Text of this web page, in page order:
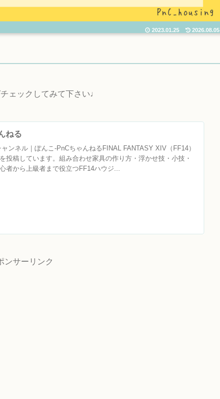
2023.01.25 2026.08.05
ェックしてみて下さい♩
ねる
ンネル｜ぽんこ‐PnCちゃんねるFINAL FANTASY XIV（FF14）
投稿しています。組み合わせ家具の作り方・浮かせ技・小技・
者から上級者まで役立つFF14ハウジ...
ンサーリンク